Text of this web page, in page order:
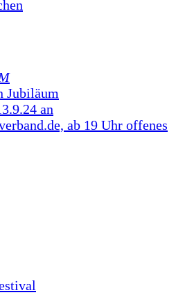
Jubiläum
an
ab 19 Uhr offenes